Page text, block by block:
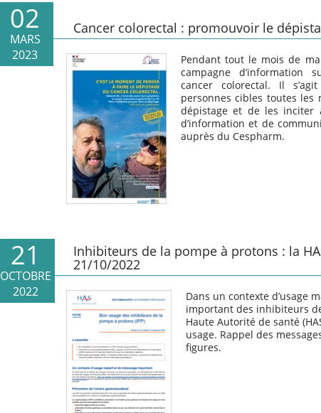
Cancer colorectal : promouvoir le
02
MARS
2023
Pendant tout le mois de
campagne d’information
cancer colorectal. Il
personnes cibles toutes les
dépistage et de les inciter
d’information et de
auprès du Cespharm.
Inhibiteurs de la pompe à protons : la
21/10/2022
21
OCTOBRE
2022
Dans un contexte d’usage
important des inhibiteurs
Haute Autorité de santé
usage. Rappel des
figures.